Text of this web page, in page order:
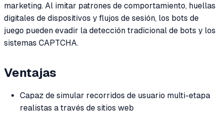
marketing. Al imitar patrones de comportamiento, huellas
digitales de dispositivos y flujos de sesión, los bots de
juego pueden evadir la detección tradicional de bots y los
sistemas CAPTCHA.
Ventajas
Capaz de simular recorridos de usuario multi-etapa
realistas a través de sitios web